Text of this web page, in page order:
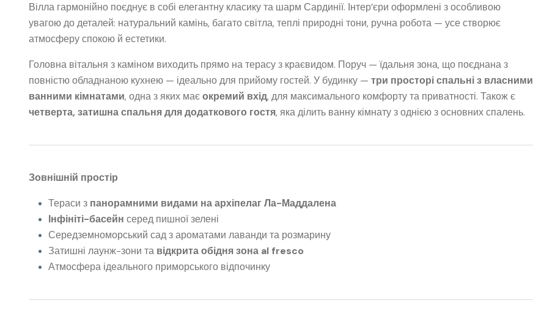
Вілла гармонійно поєднує в собі елегантну класику та шарм Сардинії. Інтер’єри оформлені з особливою
увагою до деталей: натуральний камінь, багато світла, теплі природні тони, ручна робота — усе створює
атмосферу спокою й естетики.
Головна вітальня з каміном виходить прямо на терасу з краєвидом. Поруч — їдальня зона, що поєднана з
повністю обладнаною кухнею — ідеально для прийому гостей. У будинку — три просторі спальні з власними
ванними кімнатами, одна з яких маєокремий вхід, для максимального комфорту та приватності. Також є
четверта, затишна спальня для додаткового гостя, яка ділить ванну кімнату з однією з основних спалень.
Зовнішній простір
Тераси з панорамними видами на архіпелаг Ла-Маддалена
Інфініті-басейн серед пишної зелені
Середземноморський сад з ароматами лаванди та розмарину
Затишні лаунж-зони та відкрита обідня зона al fresco
Атмосфера ідеального приморського відпочинку